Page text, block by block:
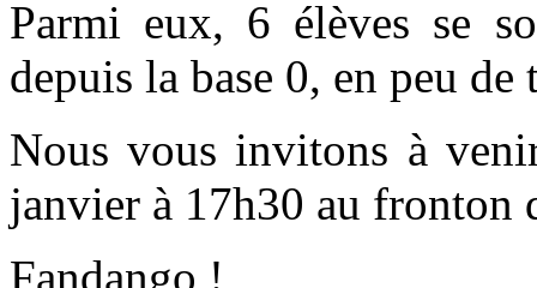
Parmi eux, 6 élèves se
depuis la base 0, en peu
Nous vous invitons à
janvier à 17h30 au fronton
Fandango !